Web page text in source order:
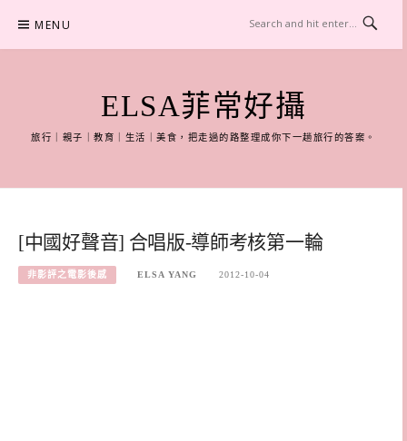
content
MENU
ELSA菲常好攝
旅行｜親子｜教育｜生活｜美食，把走過的路整理成你下一趟旅行的答案。
[中國好聲音] 合唱版-導師考核第一輪
非影評之電影後感 ELSA YANG 2012-10-04